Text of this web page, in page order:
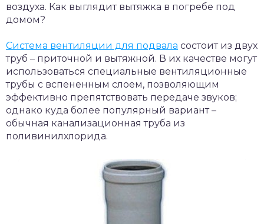
воздуха. Как выглядит вытяжка в погребе под
домом?
Система вентиляции для подвала состоит из двух
труб – приточной и вытяжной. В их качестве могут
использоваться специальные вентиляционные
трубы с вспененным слоем, позволяющим
эффективно препятствовать передаче звуков;
однако куда более популярный вариант –
обычная канализационная труба из
поливинилхлорида.